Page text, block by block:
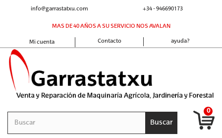
+34 - 946690173
info@garrastatxu.com
MAS DE 40 AÑOS A SU SERVICIO NOS AVALAN
ayuda?
Contacto
Mi cuenta
Buscar
0